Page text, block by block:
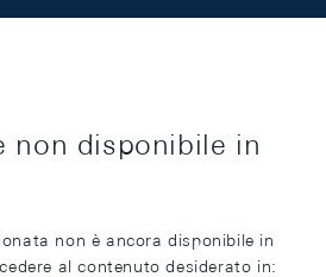
non disponibile in
non è ancora disponibile in
al contenuto desiderato in: